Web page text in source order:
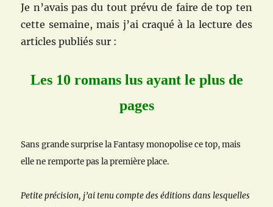
Je n’avais pas du tout prévu de faire de top ten
cette semaine, mais j’ai craqué à la lecture des
articles publiés sur :
Les 10 romans lus ayant le plus de
pages
Sans grande surprise la Fantasy monopolise ce top, mais
elle ne remporte pas la première place.
Petite précision, j’ai tenu compte des éditions dans lesquelles